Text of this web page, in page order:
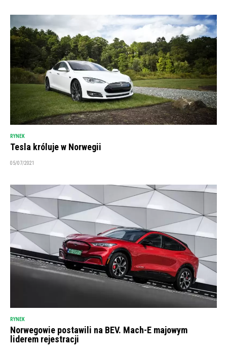
RYNEK
Tesla króluje w Norwegii
05/07/2021
RYNEK
Norwegowie postawili na BEV. Mach-E majowym
liderem rejestracji